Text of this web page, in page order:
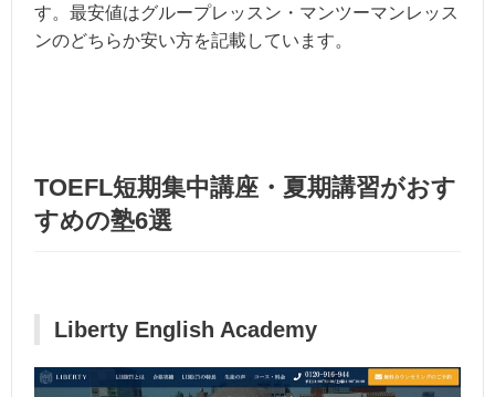
す。最安値はグループレッスン・マンツーマンレッス
ンのどちらか安い方を記載しています。
TOEFL短期集中講座・夏期講習がおす
すめの塾6選
Liberty English Academy